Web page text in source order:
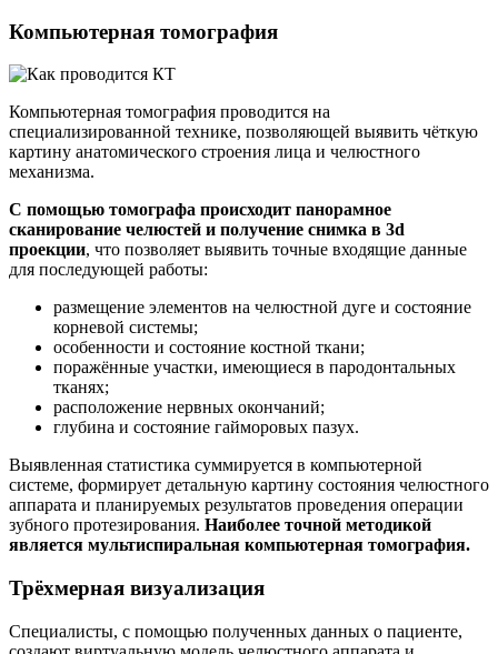
Компьютерная томография
Компьютерная томография проводится на
специализированной технике, позволяющей выявить чёткую
картину анатомического строения лица и челюстного
механизма.
С помощью томографа происходит панорамное
сканирование челюстей и получение снимка в 3d
проекции, что позволяет выявить точные входящие данные
для последующей работы:
размещение элементов на челюстной дуге и состояние
корневой системы;
особенности и состояние костной ткани;
поражённые участки, имеющиеся в пародонтальных
тканях;
расположение нервных окончаний;
глубина и состояние гайморовых пазух.
Выявленная статистика суммируется в компьютерной
системе, формирует детальную картину состояния челюстного
аппарата и планируемых результатов проведения операции
зубного протезирования. Наиболее точной методикой
является мультиспиральная компьютерная томография.
Трёхмерная визуализация
Специалисты, с помощью полученных данных о пациенте,